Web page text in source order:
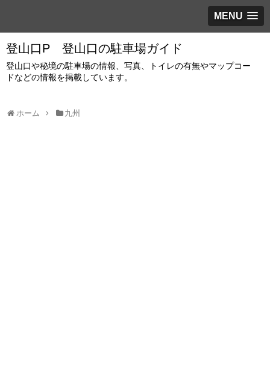
MENU
登山口P 登山口の駐車場ガイド
登山口や秘境の駐車場の情報、写真、トイレの有無やマップコー
ドなどの情報を掲載しています。
ホーム 九州